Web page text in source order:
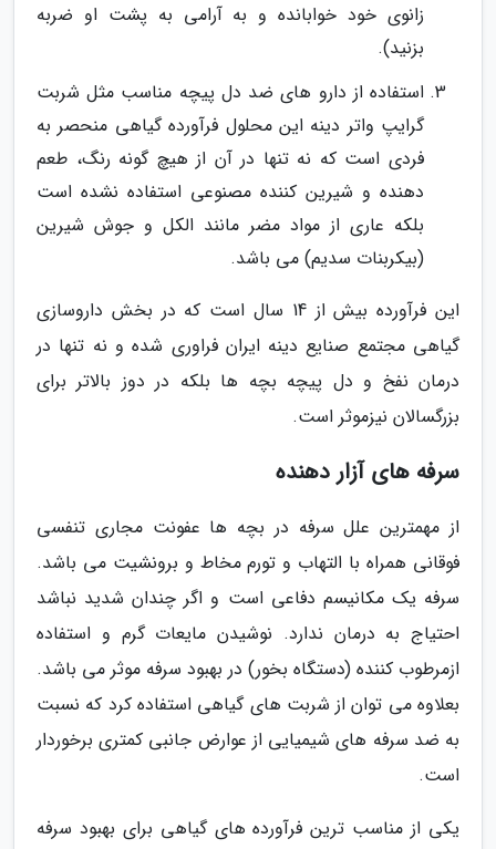
زانوی خود خوابانده و به آرامی به پشت او ضربه
بزنید).
استفاده از دارو های ضد دل پیچه مناسب مثل شربت
گرایپ واتر دینه این محلول فرآورده گیاهی منحصر به
فردی است که نه تنها در آن از هیچ گونه رنگ، طعم
دهنده و شیرین کننده مصنوعی استفاده نشده است
بلکه عاری از مواد مضر مانند الکل و جوش شیرین
(بیکربنات سدیم) می باشد.
این فرآورده بیش از 14 سال است که در بخش داروسازی
گیاهی مجتمع صنایع دینه ایران فراوری شده و نه تنها در
درمان نفخ و دل پیچه بچه ها بلکه در دوز بالاتر برای
بزرگسالان نیزموثر است.
سرفه های آزار دهنده
از مهمترین علل سرفه در بچه ها عفونت مجاری تنفسی
فوقانی همراه با التهاب و تورم مخاط و برونشیت می باشد.
سرفه یک مکانیسم دفاعی است و اگر چندان شدید نباشد
احتیاج به درمان ندارد. نوشیدن مایعات گرم و استفاده
ازمرطوب کننده (دستگاه بخور) در بهبود سرفه موثر می باشد.
بعلاوه می توان از شربت های گیاهی استفاده کرد که نسبت
به ضد سرفه های شیمیایی از عوارض جانبی کمتری برخوردار
است.
یکی از مناسب ترین فرآورده های گیاهی برای بهبود سرفه